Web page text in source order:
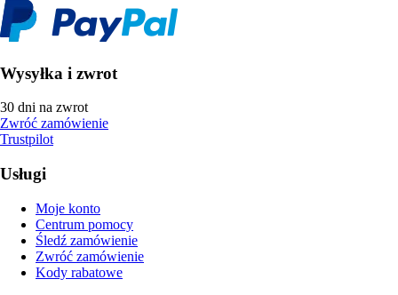
Wysyłka i zwrot
30 dni na zwrot
Zwróć zamówienie
Trustpilot
Usługi
Moje konto
Centrum pomocy
Śledź zamówienie
Zwróć zamówienie
Kody rabatowe